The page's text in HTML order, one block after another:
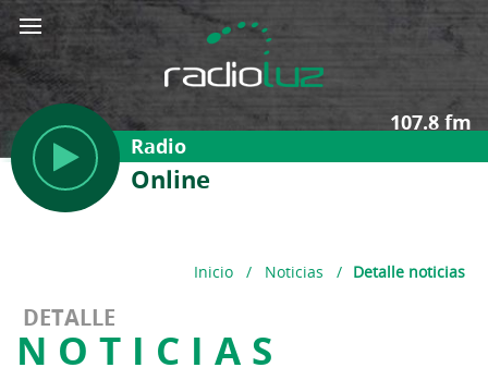
Radio
107.8 fm
Online
DETALLE
NOTICIAS
Inicio / Noticias / Detalle noticias